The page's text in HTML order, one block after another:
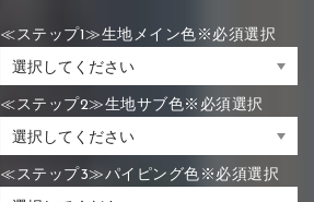
≪ステップ1≫生地メイン色※必須選択
≪ステップ2≫生地サブ色※必須選択
≪ステップ3≫パイピング色※必須選択